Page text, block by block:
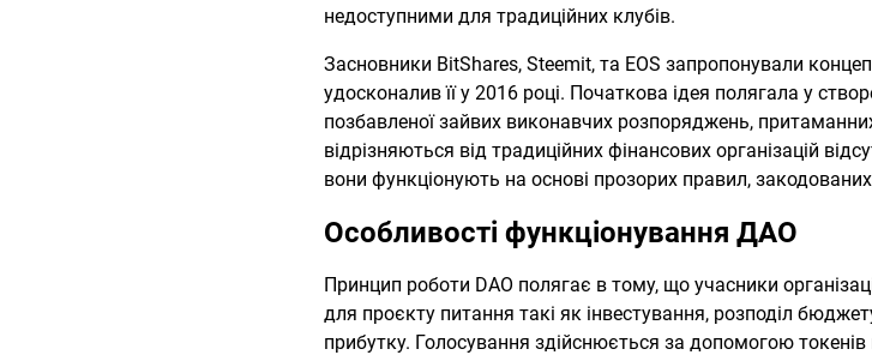
недоступними для традиційних клубів.
Засновники BitShares, Steemit, та EOS запропонували
удосконалив її у 2016 році. Початкова ідея полягала у
позбавленої зайвих виконавчих розпоряджень,
відрізняються від традиційних фінансових організацій
вони функціонують на основі прозорих правил,
Особливості функціонування ДАО
Принцип роботи DAO полягає в тому, що учасники
для проєкту питання такі як інвестування, розподіл
прибутку. Голосування здійснюється за допомогою токенів